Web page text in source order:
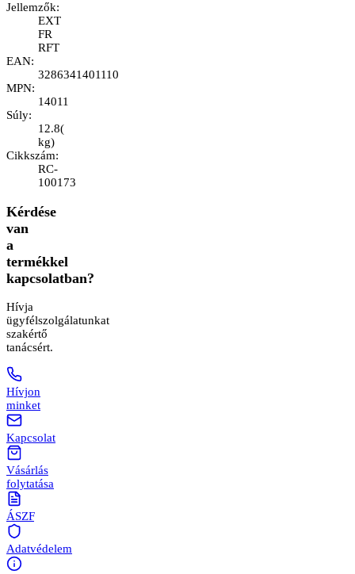
Jellemzők:
EXT
FR
RFT
EAN:
3286341401110
MPN:
14011
Súly:
12.8(
kg)
Cikkszám:
RC-
100173
Kérdése
van
a
termékkel
kapcsolatban?
Hívja
ügyfélszolgálatunkat
szakértő
tanácsért.
Hívjon
minket
Kapcsolat
Vásárlás
folytatása
ÁSZF
Adatvédelem